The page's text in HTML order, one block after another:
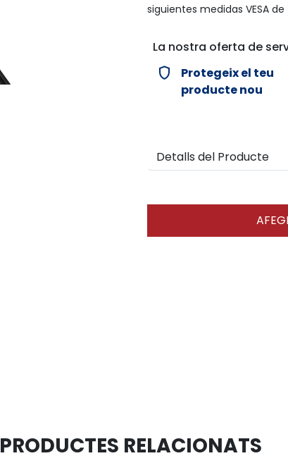
siguientes medidas VESA de
La nostra oferta de
verified_user
Protegeix el teu
producte nou
Detalls del Producte
PRODUCTES RELACIONATS